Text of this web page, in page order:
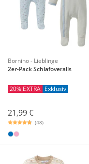
Bornino - Lieblinge
2er-Pack Schlafoveralls
20% EXTRA Exklusiv
21,99 €
(48)